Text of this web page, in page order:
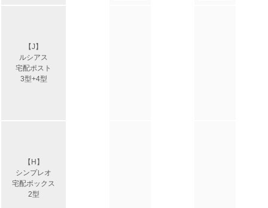
【J】
ルシアス
宅配ポスト
3型+4型
【H】
シンプレオ
宅配ボックス
2型